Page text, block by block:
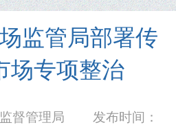
监管局部署传
场专项整治
督管理局 发布时间：